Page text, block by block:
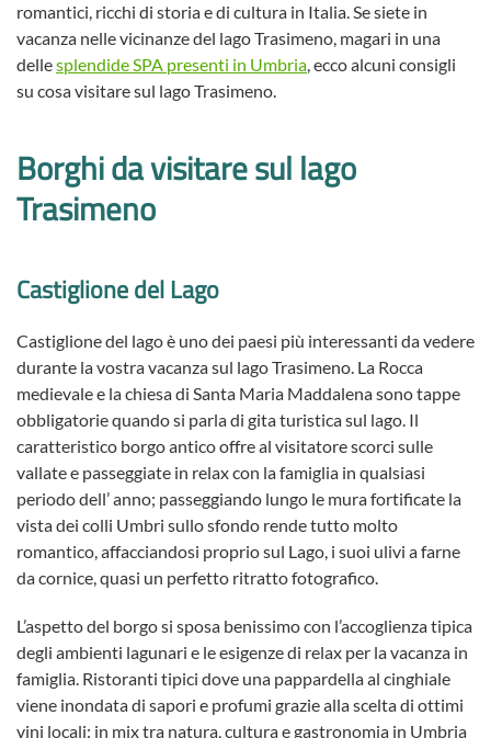
romantici, ricchi di storia e di cultura in Italia. Se siete in
vacanza nelle vicinanze del lago Trasimeno, magari in una
dellesplendide SPA presenti in Umbria, ecco alcuni consigli
su cosa visitare sul lago Trasimeno.
Borghi da visitare sul lago
Trasimeno
Castiglione del Lago
Castiglione del lago è uno dei paesi più interessanti da vedere
durante la vostra vacanza sul lago Trasimeno. La Rocca
medievale e la chiesa di Santa Maria Maddalena sono tappe
obbligatorie quando si parla di gita turistica sul lago. Il
caratteristico borgo antico offre al visitatore scorci sulle
vallate e passeggiate in relax con la famiglia in qualsiasi
periodo dell’ anno; passeggiando lungo le mura fortificate la
vista dei colli Umbri sullo sfondo rende tutto molto
romantico, affacciandosi proprio sul Lago, i suoi ulivi a farne
da cornice, quasi un perfetto ritratto fotografico.
L’aspetto del borgo si sposa benissimo con l’accoglienza tipica
degli ambienti lagunari e le esigenze di relax per la vacanza in
famiglia. Ristoranti tipici dove una pappardella al cinghiale
viene inondata di sapori e profumi grazie alla scelta di ottimi
vini locali: in mix tra natura, cultura e gastronomia in Umbria